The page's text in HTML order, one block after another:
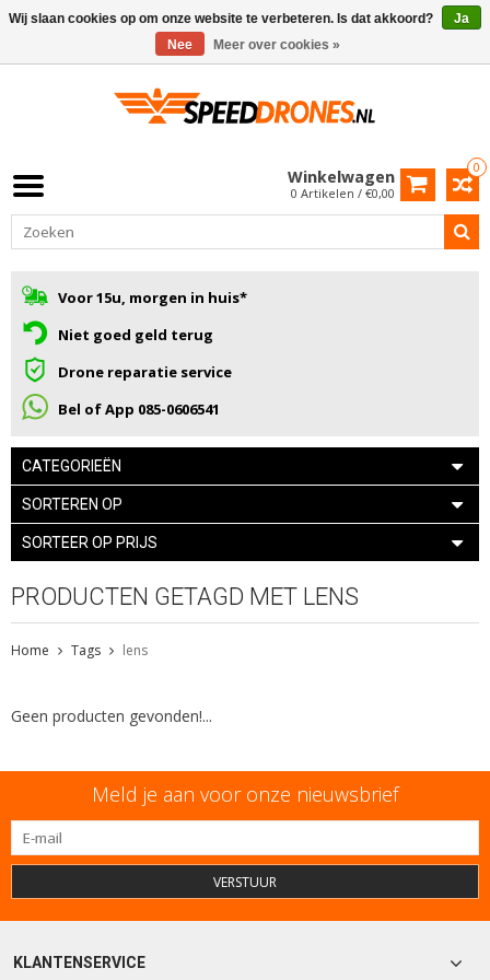
0
Winkelwagen
0 Artikelen / €0,00
Voor 15u, morgen in huis*
Niet goed geld terug
Drone reparatie service
Bel of App 085-0606541
CATEGORIEËN
SORTEREN OP
SORTEER OP PRIJS
PRODUCTEN GETAGD MET LENS
Home Tags lens
Geen producten gevonden!...
Meld je aan voor onze nieuwsbrief
VERSTUUR
KLANTENSERVICE
Wij slaan cookies op om onze website te verbeteren. Is dat akkoord?
Ja
Nee
Meer over cookies »